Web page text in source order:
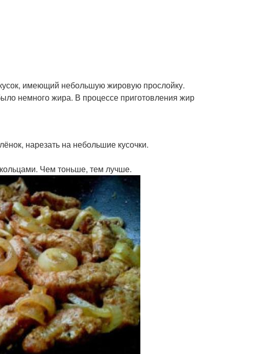
имеющий небольшую жировую прослойку.
немного жира. В процессе приготовления жир
нарезать на небольшие кусочки.
Чем тоньше, тем лучше.